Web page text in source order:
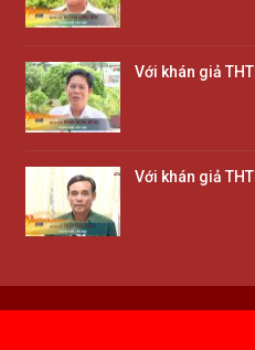
Với khán giả
Với khán giả